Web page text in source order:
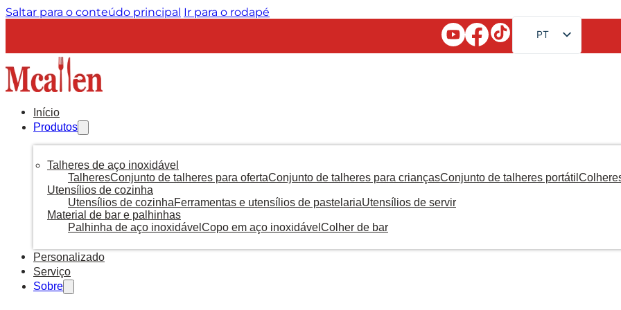
Saltar para o conteúdo principal Ir para o rodapé
PT
EN
JA
Início
Produtos
Talheres de aço inoxidável
TalheresConjunto de talheres para ofertaConjunto de talheres para criançasConjunto de talheres portátil
Utensílios de cozinha
Utensílios de cozinhaFerramentas e utensílios de pastelariaUtensílios de servir
Material de bar e palhinhas
Palhinha de aço inoxidável Copo em aço inoxidável Colher de bar
Personalizado
Serviço
Sobre